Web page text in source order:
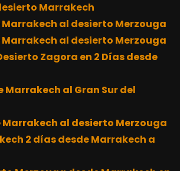
Marrakech
Marrakech al desierto Merzouga
Marrakech al desierto Merzouga
Zagora en 2 Días desde
Marrakech al Gran Sur del
Marrakech al desierto Merzouga
2 días desde Marrakech a